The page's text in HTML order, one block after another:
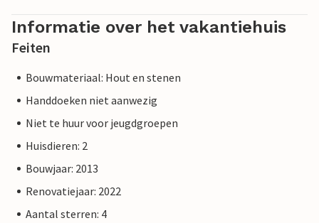
Informatie over het vakantiehuis
Feiten
Bouwmateriaal: Hout en stenen
Handdoeken niet aanwezig
Niet te huur voor jeugdgroepen
Huisdieren: 2
Bouwjaar: 2013
Renovatiejaar: 2022
Aantal sterren: 4